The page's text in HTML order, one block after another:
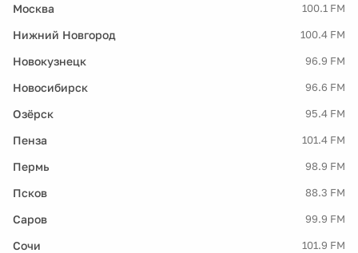
Москва 100.1 FM
Нижний Новгород 100.4 FM
Новокузнецк 96.9 FM
Новосибирск 96.6 FM
Озёрск 95.4 FM
Пенза 101.4 FM
Пермь 98.9 FM
Псков 88.3 FM
Саров 99.9 FM
Сочи 101.9 FM